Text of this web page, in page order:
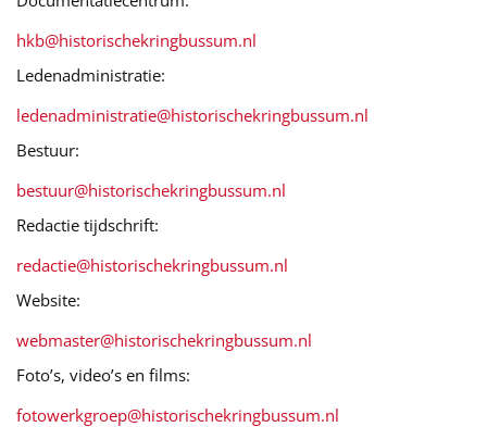
hkb@historischekringbussum.nl
Ledenadministratie:
ledenadministratie@historischekringbussum.nl
Bestuur:
bestuur@historischekringbussum.nl
Redactie tijdschrift:
redactie@historischekringbussum.nl
Website:
webmaster@historischekringbussum.nl
Foto’s, video’s en films:
fotowerkgroep@historischekringbussum.nl